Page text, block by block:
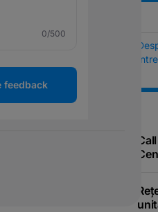
Call
0/500
feedback